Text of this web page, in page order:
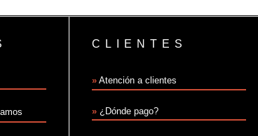
CLIENTES
» Atención a clientes
» ¿Dónde pago?